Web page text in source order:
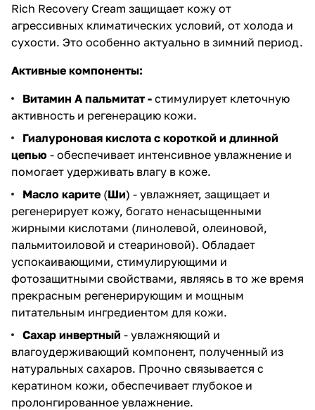
Rich Recovery Cream защищает кожу от
агрессивных климатических условий, от холода и
сухости. Это особенно актуально в зимний период.
Активные компоненты:
Витамин А пальмитат - стимулирует клеточную
активность и регенерацию кожи.
Гиалуроновая кислота с короткой и длинной
цепью - обеспечивает интенсивное увлажнение и
помогает удерживать влагу в коже.
Масло карите (Ши) - увлажняет, защищает и
регенерирует кожу, богато ненасыщенными
жирными кислотами (линолевой, олеиновой,
пальмитоиловой и стеариновой). Обладает
успокаивающими, стимулирующими и
фотозащитными свойствами, являясь в то же время
прекрасным регенерирующим и мощным
питательным ингредиентом для кожи.
Сахар инвертный - увлажняющий и
влагоудерживающий компонент, полученный из
натуральных сахаров. Прочно связывается с
кератином кожи, обеспечивает глубокое и
пролонгированное увлажнение.